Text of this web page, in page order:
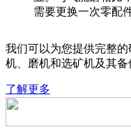
需要更换一次零配
我们可以为您提供完整
机、磨机和选矿机及其备
了解更多